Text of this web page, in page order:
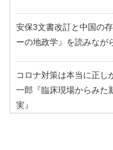
安保3文書改訂と中国の
ーの地政学』を読みなが
コロナ対策は本当に正し
一郎『臨床現場からみた
実』